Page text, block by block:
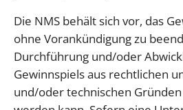
Die NMS behält sich vor, das
ohne Vorankündigung zu
Durchführung und/oder
Gewinnspiels aus rechtlichen
und/oder technischen